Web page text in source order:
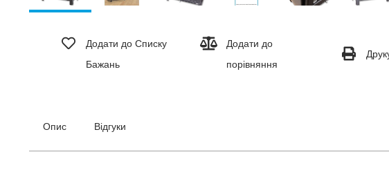
Додати до Списку
Бажань
Додати до
порівняння
Опис Відгуки